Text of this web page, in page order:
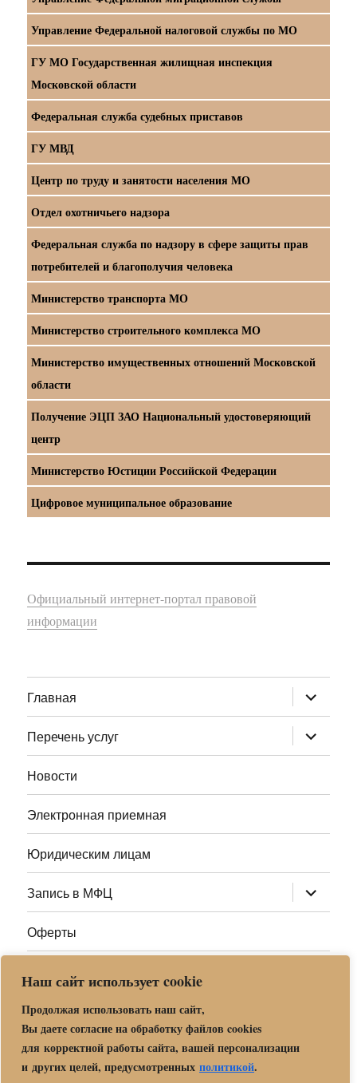
Наш сайт использует cookie
Продолжая использовать наш сайт,
Вы даете согласие на обработку файлов cookies
для корректной работы сайта, вашей персонализации
и других целей, предусмотренных политикой.
Управление Федеральной налоговой службы по МО
ГУ МО Государственная жилищная инспекция
Московской области
Федеральная служба судебных приставов
ГУ МВД
Центр по труду и занятости населения МО
Отдел охотничьего надзора
Федеральная служба по надзору в сфере защиты прав
потребителей и благополучия человека
Министерство транспорта МО
Министерство строительного комплекса МО
Министерство имущественных отношений Московской
области
Получение ЭЦП ЗАО Национальный удостоверяющий
центр
Министерство Юстиции Российской Федерации
Цифровое муниципальное образование
Официальный интернет-портал правовой
информации
Главная раскрыть
дочернее
меню
Перечень услуг
раскрыть
дочернее
меню
Новости
Электронная приемная
Юридическим лицам
Запись в МФЦ раскрыть
дочернее
меню
Оферты
Адреса МФЦ МО
Центр государственных и муниципальных услуг «Мои
документы» в г. о. Орехово-Зуево